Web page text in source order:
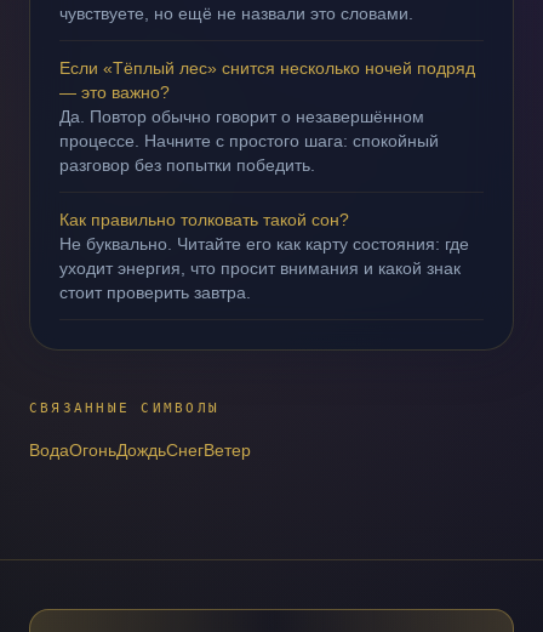
чувствуете, но ещё не назвали это словами.
Если «Тёплый лес» снится несколько ночей подряд
— это важно?
Да. Повтор обычно говорит о незавершённом
процессе. Начните с простого шага: спокойный
разговор без попытки победить.
Как правильно толковать такой сон?
Не буквально. Читайте его как карту состояния: где
уходит энергия, что просит внимания и какой знак
стоит проверить завтра.
СВЯЗАННЫЕ СИМВОЛЫ
ВодаОгоньДождьСнегВетер